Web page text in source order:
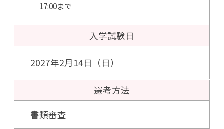
17:00まで
入学試験日
2027年2月14日（日）
選考方法
書類審査